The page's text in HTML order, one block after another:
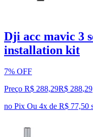
Dji acc mavic 3
installation kit
7% OFF
Preço R$ 288,29R$ 288,29
no Pix Ou 4x de R$ 77,50